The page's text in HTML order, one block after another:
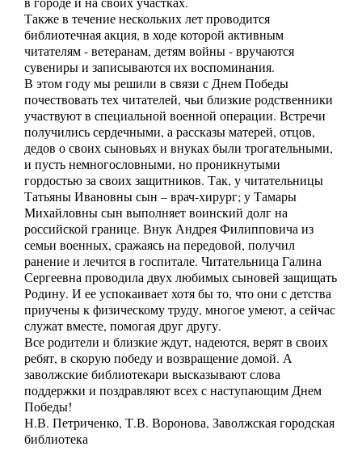
Также в течение нескольких лет проводится
библиотечная акция, в ходе которой активным
читателям - ветеранам, детям войны - вручаются
сувениры и записываются их воспоминания.
В этом году мы решили в связи с Днем Победы
почествовать тех читателей, чьи близкие родственники
участвуют в специальной военной операции. Встречи
получились сердечными, а рассказы матерей, отцов,
дедов о своих сыновьях и внуках были трогательными,
и пусть немногословными, но проникнутыми
гордостью за своих защитников. Так, у читательницы
Татьяны Ивановны сын – врач-хирург; у Тамары
Михайловны сын выполняет воинский долг на
российской границе. Внук Андрея Филипповича из
семьи военных, сражаясь на передовой, получил
ранение и лечится в госпитале. Читательница Галина
Сергеевна проводила двух любимых сыновей защищать
Родину. И ее успокаивает хотя бы то, что они с детства
приучены к физическому труду, многое умеют, а сейчас
служат вместе, помогая друг другу.
Все родители и близкие ждут, надеются, верят в своих
ребят, в скорую победу и возвращение домой. А
заволжские библиотекари высказывают слова
поддержки и поздравляют всех с наступающим Днем
Победы!
Н.В. Петриченко, Т.В. Воронова, Заволжская городская
библиотека